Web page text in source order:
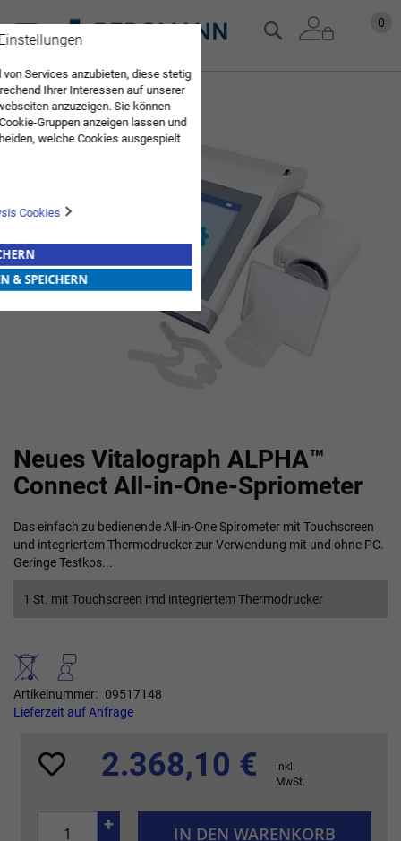
Zum
Inhalt
0
Suche
Neues Vitalograph ALPHA™
Connect All-in-One-Spriometer
Das einfach zu bedienende All-in-One Spirometer mit Touchscreen
und integriertem Thermodrucker zur Verwendung mit und ohne PC.
Geringe Testkos...
1 St. mit Touchscreen imd integriertem Thermodrucker
Artikelnummer
09517148
Lieferzeit auf Anfrage
2.368,10 €
inkl.
MwSt.
+
IN DEN WARENKORB
Zum
Ende
der
Anfang
der
Bildgalerie
Services anzubieten, diese stetig
Ihrer Interessen auf unserer
anzuzeigen. Sie können
Gruppen anzeigen lassen und
welche Cookies ausgespielt
Cookies
& SPEICHERN